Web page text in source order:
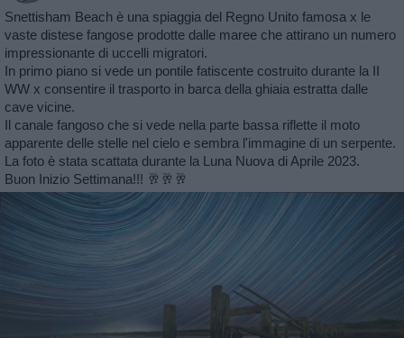
Snettisham Beach è una spiaggia del Regno Unito famosa x le
vaste distese fangose prodotte dalle maree che attirano un numero
impressionante di uccelli migratori.
In primo piano si vede un pontile fatiscente costruito durante la II
WW x consentire il trasporto in barca della ghiaia estratta dalle
cave vicine.
Il canale fangoso che si vede nella parte bassa riflette il moto
apparente delle stelle nel cielo e sembra l'immagine di un serpente.
La foto è stata scattata durante la Luna Nuova di Aprile 2023.
Buon Inizio Settimana!!! 🥂🥂🥂